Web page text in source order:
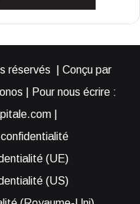
réservés | Conçu par
| Pour nous écrire :
|
(UE)
(US)